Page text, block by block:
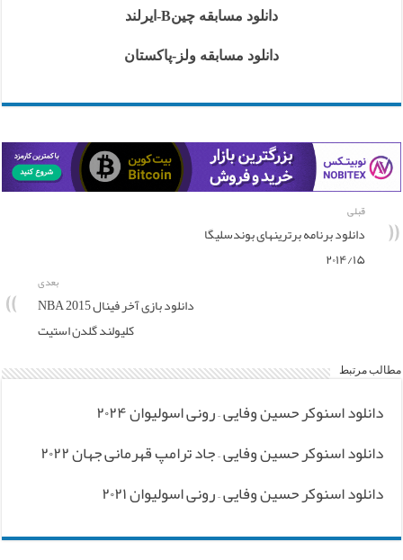
دانلود مسابقه چینB-ایرلند
دانلود مسابقه ولز-پاکستان
قبلی
دانلود برنامه برترینهای بوندسلیگا
۲۰۱۴/۱۵
بعدی
دانلود بازی آخر فینال NBA 2015
کلیولند گلدن استیت
مطالب مرتبط
دانلود اسنوکر حسین وفایی – رونی اسولیوان ۲۰۲۴
دانلود اسنوکر حسین وفایی – جاد ترامپ قهرمانی جهان ۲۰۲۲
دانلود اسنوکر حسین وفایی – رونی اسولیوان ۲۰۲۱